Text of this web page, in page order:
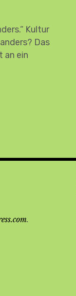
Kultur
Das
an ein
.